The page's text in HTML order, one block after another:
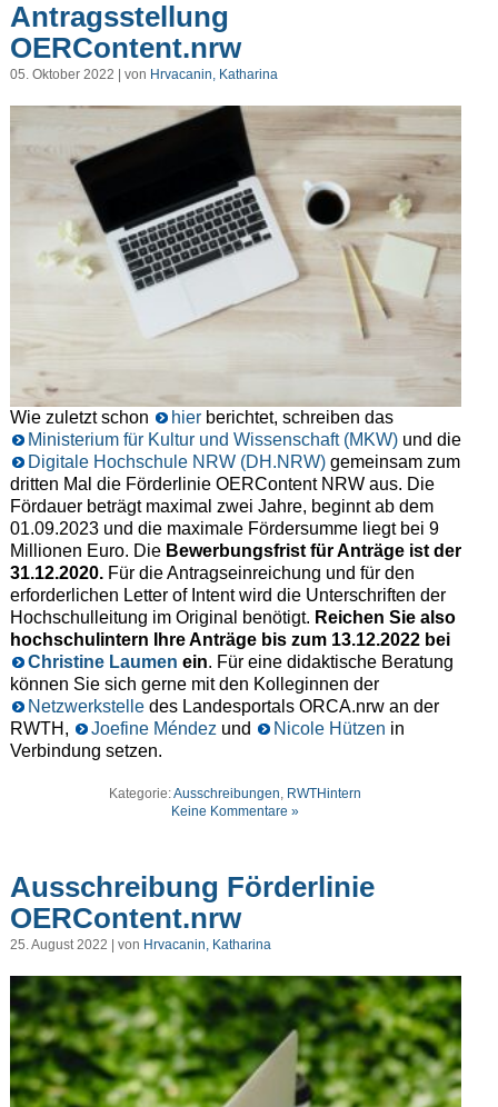
Antragsstellung
OERContent.nrw
05. Oktober 2022 | von Hrvacanin, Katharina
Wie zuletzt schon hier berichtet, schreiben das
Ministerium für Kultur und Wissenschaft (MKW)und die
Digitale Hochschule NRW (DH.NRW)gemeinsam zum
dritten Mal die Förderlinie OERContent NRW aus. Die
Fördauer beträgt maximal zwei Jahre, beginnt ab dem
01.09.2023 und die maximale Fördersumme liegt bei 9
Millionen Euro. Die Bewerbungsfrist für Anträge ist der
31.12.2020.Für die Antragseinreichung und für den
erforderlichen Letter of Intent wird die Unterschriften der
Hochschulleitung im Original benötigt. Reichen Sie also
hochschulintern Ihre Anträge bis zum 13.12.2022 bei
Christine Laumen ein. Für eine didaktische Beratung
können Sie sich gerne mit den Kolleginnen der
Netzwerkstelledes Landesportals ORCA.nrw an der
RWTH,
Joefine Méndez und Nicole Hützen in
Verbindung setzen.
Kategorie:Ausschreibungen, RWTHintern
Keine Kommentare »
Ausschreibung Förderlinie
OERContent.nrw
25. August 2022 | von Hrvacanin, Katharina